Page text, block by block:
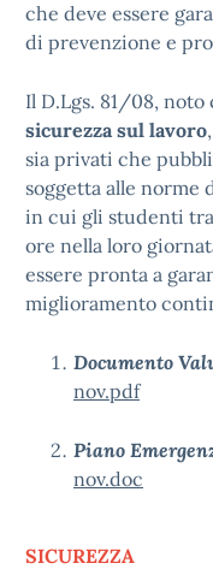
che deve essere
di prevenzione e
Il D.Lgs. 81/08, noto
sicurezza sul lavoro
sia privati che
soggetta alle norme
in cui gli studenti
ore nella loro
essere pronta a
miglioramento
Documento
nov.pdf
Piano
nov.doc
SICUREZZA